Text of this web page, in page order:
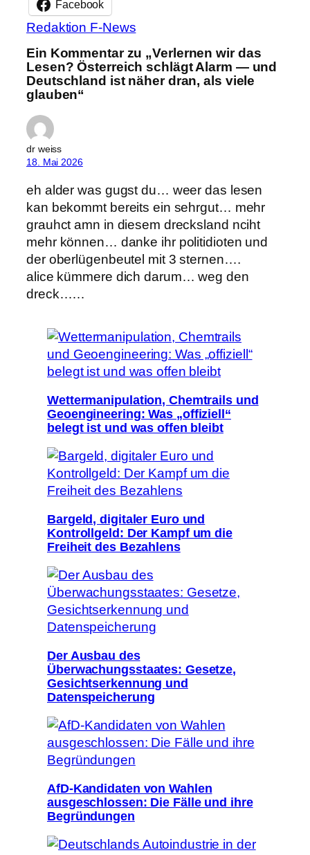
Facebook
Redaktion F-News
Ein Kommentar zu „Verlernen wir das
Lesen? Österreich schlägt Alarm — und
Deutschland ist näher dran, als viele
glauben“
dr weiss
18. Mai 2026
eh alder was gugst du… weer das lesen
kan bekommt bereits ein sehrgut… mehr
grauhct amn in diesem drecksland nciht
mehr können… danke ihr politidioten und
der oberlügenbeutel mit 3 sternen….
alice kümmere dich darum… weg den
dreck……
Wettermanipulation, Chemtrails und
Geoengineering: Was „offiziell“
belegt ist und was offen bleibt
Bargeld, digitaler Euro und
Kontrollgeld: Der Kampf um die
Freiheit des Bezahlens
Der Ausbau des
Überwachungsstaates: Gesetze,
Gesichtserkennung und
Datenspeicherung
AfD-Kandidaten von Wahlen
ausgeschlossen: Die Fälle und ihre
Begründungen